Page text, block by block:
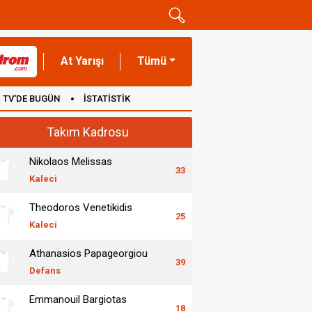
At Yarışı Tümü
TV'DE BUGÜN İSTATİSTİK
Takım Kadrosu
Nikolaos Melissas
Kaleci
33
Theodoros Venetikidis
Kaleci
25
Athanasios Papageorgiou
Defans
39
Emmanouil Bargiotas
18